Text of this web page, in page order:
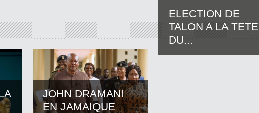
JOHN DRAMANI
EN JAMAIQUE
ELECTION DE
TALON A LA TETE
DU...